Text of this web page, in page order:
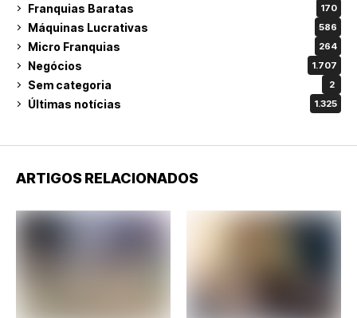
Franquias Baratas 170
Máquinas Lucrativas 586
Micro Franquias 264
Negócios 1.707
Sem categoria 2
Últimas notícias 1.325
ARTIGOS RELACIONADOS